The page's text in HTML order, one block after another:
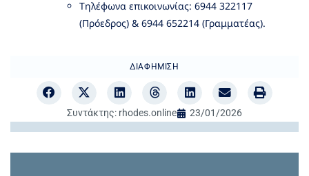
Τηλέφωνα επικοινωνίας: 6944 322117
(Πρόεδρος) & 6944 652214 (Γραμματέας).
ΔΙΑΦΉΜΙΣΗ
Συντάκτης: rhodes.online 23/01/2026